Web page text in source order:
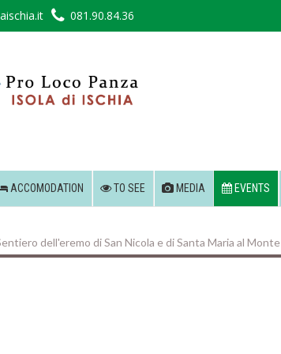
081.90.84.36
ACCOMODATION TO SEE MEDIA EVENTS
dell'eremo di San Nicola e di Santa Maria al Monte